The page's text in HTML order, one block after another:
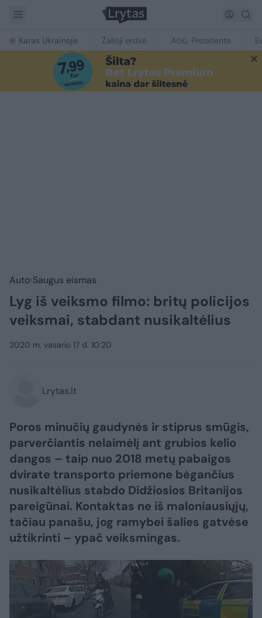
Karas Ukrainoje Žalioji erdvė Ačiū, Prezidente
Auto Saugus eismas
Lyg iš veiksmo filmo: britų policijos
veiksmai, stabdant nusikaltėlius
2020 m. vasario 17 d. 10:20
Lrytas.lt
Poros minučių gaudynės ir stiprus smūgis,
parverčiantis nelaimėlį ant grubios kelio
dangos – taip nuo 2018 metų pabaigos
dvirate transporto priemone bėgančius
nusikaltėlius stabdo Didžiosios Britanijos
pareigūnai. Kontaktas ne iš maloniausiųjų,
tačiau panašu, jog ramybei šalies gatvėse
užtikrinti – ypač veiksmingas.